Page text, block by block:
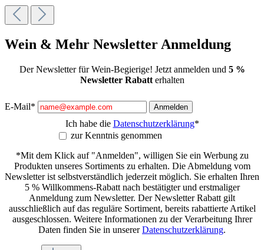
Wein & Mehr Newsletter Anmeldung
Der Newsletter für Wein-Begierige! Jetzt anmelden und 5 %
Newsletter Rabatterhalten
E-Mail* Anmelden
Ich habe die Datenschutzerklärung*
zur Kenntnis genommen
*Mit dem Klick auf "Anmelden", willigen Sie ein Werbung zu
Produkten unseres Sortiments zu erhalten. Die Abmeldung vom
Newsletter ist selbstverständlich jederzeit möglich. Sie erhalten Ihren
5 % Willkommens-Rabatt nach bestätigter und erstmaliger
Anmeldung zum Newsletter. Der Newsletter Rabatt gilt
ausschließlich auf das reguläre Sortiment, bereits rabattierte Artikel
ausgeschlossen. Weitere Informationen zu der Verarbeitung Ihrer
Daten finden Sie in unsererDatenschutzerklärung.